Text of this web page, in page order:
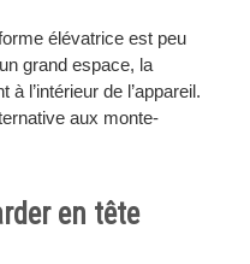
élévatrice est peu
grand espace, la
l’intérieur de l’appareil.
aux monte-
en tête